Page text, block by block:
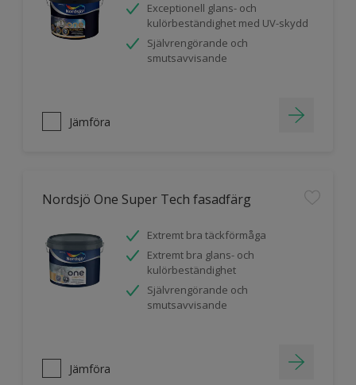
Exceptionell glans- och
kulörbeständighet med UV-skydd
Självrengörande och
smutsavvisande
Jämföra
Nordsjö One Super Tech fasadfärg
Extremt bra täckförmåga
Extremt bra glans- och
kulörbeständighet
Självrengörande och
smutsavvisande
Jämföra